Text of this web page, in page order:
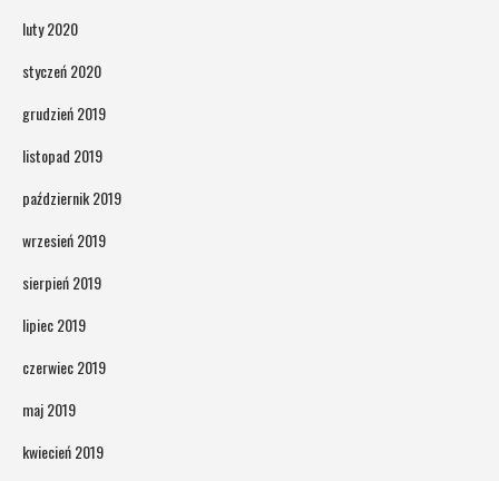
luty 2020
styczeń 2020
grudzień 2019
listopad 2019
październik 2019
wrzesień 2019
sierpień 2019
lipiec 2019
czerwiec 2019
maj 2019
kwiecień 2019